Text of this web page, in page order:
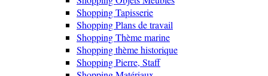
Shopping Tapisserie
Shopping Plans de travail
Shopping Thème marine
Shopping thème historique
Shopping Pierre, Staff